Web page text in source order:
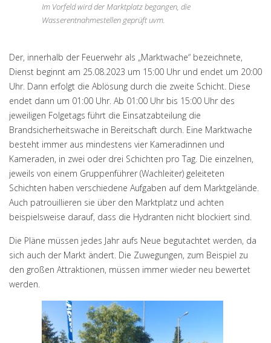
Im Vorfeld wird der Marktplatz begangen, die
Wasserentnahmestellen geprüft uvm.
Der, innerhalb der Feuerwehr als „Marktwache“ bezeichnete,
Dienst beginnt am 25.08.2023 um 15:00 Uhr und endet um 20:00
Uhr. Dann erfolgt die Ablösung durch die zweite Schicht. Diese
endet dann um 01:00 Uhr. Ab 01:00 Uhr bis 15:00 Uhr des
jeweiligen Folgetags führt die Einsatzabteilung die
Brandsicherheitswache in Bereitschaft durch. Eine Marktwache
besteht immer aus mindestens vier Kameradinnen und
Kameraden, in zwei oder drei Schichten pro Tag. Die einzelnen,
jeweils von einem Gruppenführer (Wachleiter) geleiteten
Schichten haben verschiedene Aufgaben auf dem Marktgelände.
Auch patrouillieren sie über den Marktplatz und achten
beispielsweise darauf, dass die Hydranten nicht blockiert sind.
Die Pläne müssen jedes Jahr aufs Neue begutachtet werden, da
sich auch der Markt ändert. Die Zuwegungen, zum Beispiel zu
den großen Attraktionen, müssen immer wieder neu bewertet
werden.